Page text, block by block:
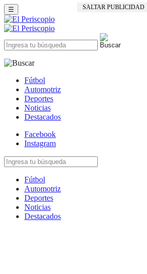
SALTAR PUBLICIDAD
☰
Fútbol
Automotriz
Deportes
Noticias
Destacados
Facebook
Instagram
Fútbol
Automotriz
Deportes
Noticias
Destacados